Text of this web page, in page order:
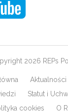
2026 REPs
Aktualności
Statut i
cookies
O